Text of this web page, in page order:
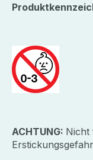
ACHTUNG: Nicht